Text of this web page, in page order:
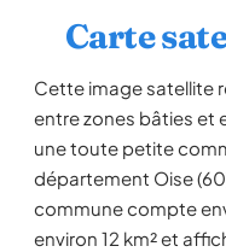
Carte
Cette image satellite
entre zones bâties et
une toute petite
département Oise
commune compte
environ 12 km² et